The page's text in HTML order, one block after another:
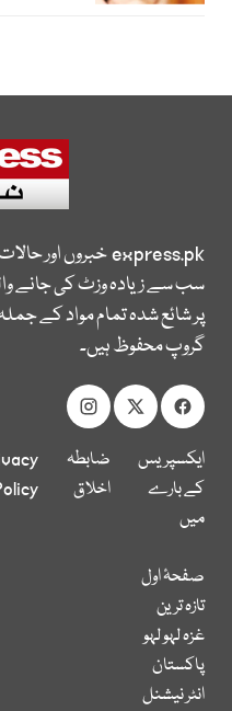
express.pkخبروں اور
سب سے زیادہ وزٹ کی جانے
پر شائع شدہ تمام مواد کے
گروپ محفوظ ہیں۔
ایکسپریس
کے بارے
میں
ضابطہ
اخلاق
صفحۂ اول
تازہ ترین
غزہ لہو لہو
پاکستان
انٹر نیشنل